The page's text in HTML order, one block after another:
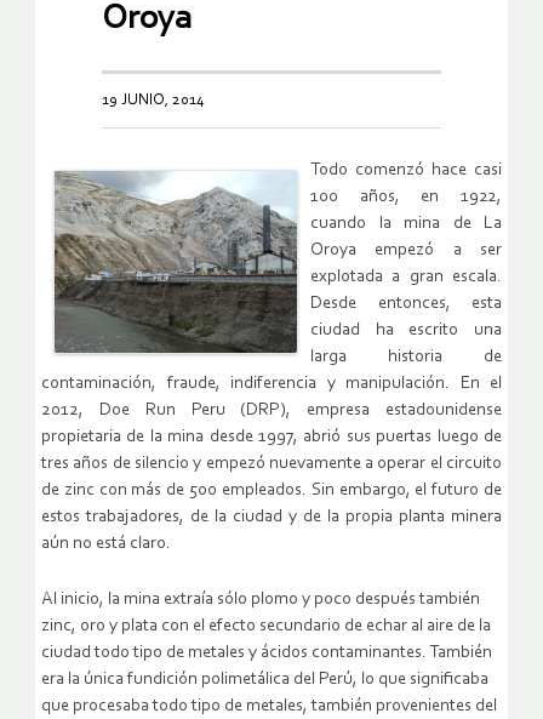
Oroya
19 JUNIO, 2014
Todo comenzó hace casi
100 años, en 1922,
cuando la mina de La
Oroya empezó a ser
explotada a gran escala.
Desde entonces, esta
ciudad ha escrito una
larga historia de
contaminación, fraude, indiferencia y manipulación. En el
2012, Doe Run Peru (DRP), empresa estadounidense
propietaria de la mina desde 1997, abrió sus puertas luego de
tres años de silencio y empezó nuevamente a operar el circuito
de zinc con más de 500 empleados. Sin embargo, el futuro de
estos trabajadores, de la ciudad y de la propia planta minera
aún no está claro.
Al inicio, la mina extraía sólo plomo y poco después también
zinc, oro y plata con el efecto secundario de echar al aire de la
ciudad todo tipo de metales y ácidos contaminantes. También
era la única fundición polimetálica del Perú, lo que significaba
que procesaba todo tipo de metales, también provenientes del